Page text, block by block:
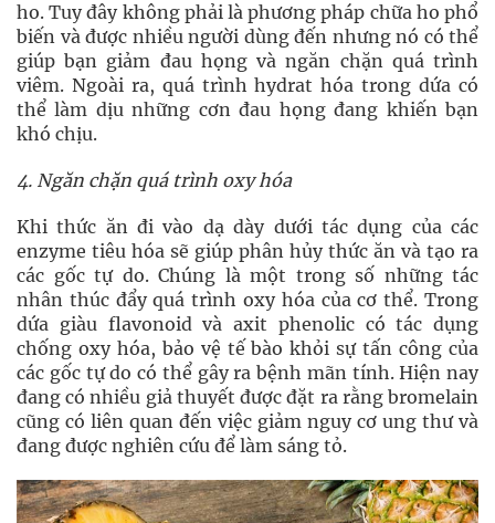
ho. Tuy đây không phải là phương pháp chữa ho phổ
biến và được nhiều người dùng đến nhưng nó có thể
giúp bạn giảm đau họng và ngăn chặn quá trình
viêm. Ngoài ra, quá trình hydrat hóa trong dứa có
thể làm dịu những cơn đau họng đang khiến bạn
khó chịu.
4. Ngăn chặn quá trình oxy hóa
Khi thức ăn đi vào dạ dày dưới tác dụng của các
enzyme tiêu hóa sẽ giúp phân hủy thức ăn và tạo ra
các gốc tự do. Chúng là một trong số những tác
nhân thúc đẩy quá trình oxy hóa của cơ thể. Trong
dứa giàu flavonoid và axit phenolic có tác dụng
chống oxy hóa, bảo vệ tế bào khỏi sự tấn công của
các gốc tự do có thể gây ra bệnh mãn tính. Hiện nay
đang có nhiều giả thuyết được đặt ra rằng bromelain
cũng có liên quan đến việc giảm nguy cơ ung thư và
đang được nghiên cứu để làm sáng tỏ.